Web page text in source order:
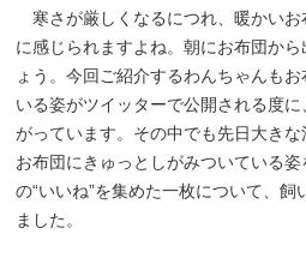
寒さが厳しくなるにつれ、暖かいお
に感じられますよね。朝にお布団か
ょう。今回ご紹介するわんちゃんも
いる姿がツイッターで公開される度
がっています。その中でも先日大き
お布団にきゅっとしがみついている
の“いいね”を集めた一枚について、
ました。